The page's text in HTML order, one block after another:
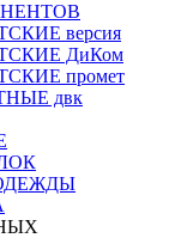
версия
ДиКом
промет
двк